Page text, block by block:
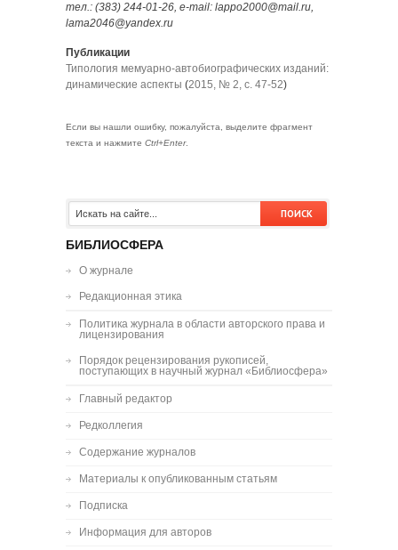
тел.: (383) 244-01-26, e-mail: lappo2000@mail.ru,
lama2046@yandex.ru
Публикации
Типология мемуарно-автобиографических изданий:
динамические аспекты (2015, № 2, с. 47-52)
Если вы нашли ошибку, пожалуйста, выделите фрагмент
текста и нажмите Ctrl+Enter.
БИБЛИОСФЕРА
О журнале
Редакционная этика
Политика журнала в области авторского права и
лицензирования
Порядок рецензирования рукописей,
поступающих в научный журнал «Библиосфера»
Главный редактор
Редколлегия
Содержание журналов
Материалы к опубликованным статьям
Подписка
Информация для авторов